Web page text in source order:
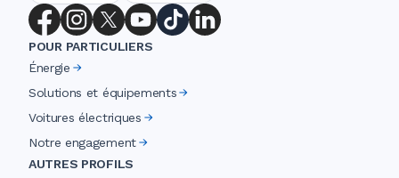
POUR PARTICULIERS
Énergie
Solutions et équipements
Voitures électriques
Notre engagement
AUTRES PROFILS